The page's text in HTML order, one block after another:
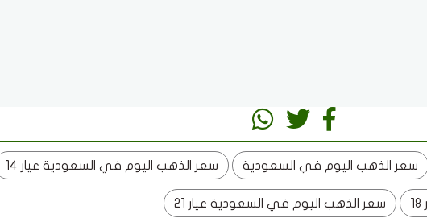
سعر الذهب اليوم في السعودية سعر الذهب اليوم في السعودية عيار 14
سعر الذهب اليوم في السعودية عيار 21